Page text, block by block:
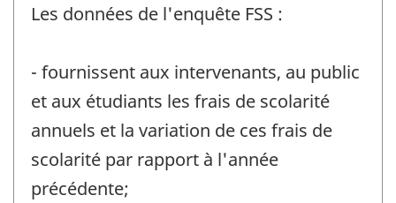
Les données de l'enquête FSS :
- fournissent aux intervenants, au public
et aux étudiants les frais de scolarité
annuels et la variation de ces frais de
scolarité par rapport à l'année
précédente;